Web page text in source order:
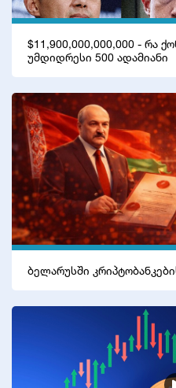
$11,900,000,000,000 - რა
უმდიდრესი 500 ადამიანი
ბელარუსში